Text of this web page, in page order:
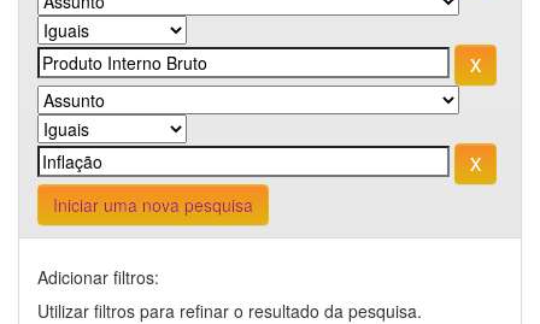
Iniciar uma nova pesquisa
Adicionar filtros:
Utilizar filtros para refinar o resultado da pesquisa.